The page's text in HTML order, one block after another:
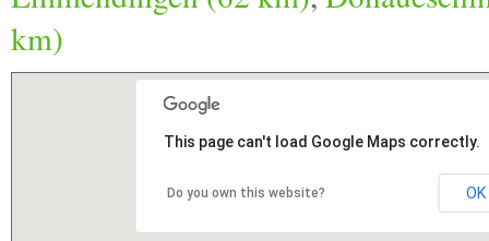
km)
This page can't load Google Maps correctly.
Do you own this website? OK